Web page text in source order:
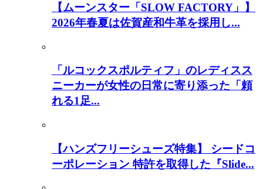
【ムーンスター「SLOW FACTORY」】
2026年春夏は佐賀産和牛革を採用し...
「ルコックスポルティフ」のレディスス
ニーカーが女性の日常に寄り添った「頼
れる1足...
【ハンズフリーシューズ特集】 シードコ
ーポレーション 特許を取得した『Slide...